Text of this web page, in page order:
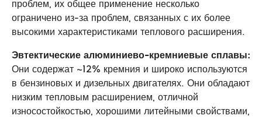
проблем, их общее применение несколько
ограничено из-за проблем, связанных с их более
высокими характеристиками теплового расширения.
Эвтектические алюминиево-кремниевые сплавы:
Они содержат ~12% кремния и широко используются
в бензиновых и дизельных двигателях. Они обладают
низким тепловым расширением, отличной
износостойкостью, хорошими литейными свойствами,